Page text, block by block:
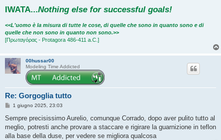
IWATA...Nothing else for successful goals!
<<L'uomo è la misura di tutte le cose, di quelle che sono in quanto sono e di
quelle che non sono in quanto non sono.>>
[Πρωταγόρας - Protagora 486-411 a.C.]
00hussar00
Modeling Time Addicted
Re: Gorgoglia tutto
M
s
a
g
1 giugno 2025, 23:03
Sempre precisissimo Aurelio, comunque Corrado, dopo aver pulito tutto al
meglio, potresti anche provare a staccare e rigirare la guarnizione in teflon
alla base della duse, per vedere se migliora qualcosa